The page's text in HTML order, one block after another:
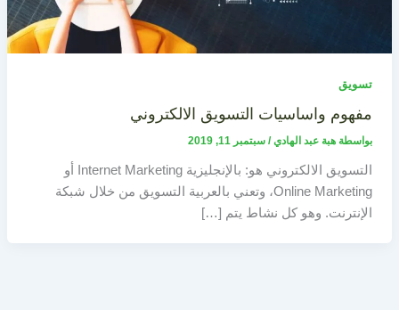
تسويق
مفهوم واساسيات التسويق الالكتروني
بواسطة هبة عبد الهادي/ سبتمبر 11, 2019
التسويق الالكتروني هو: بالإنجليزية Internet Marketing أو
Online Marketing، وتعني بالعربية التسويق من خلال شبكة
الإنترنت. وهو كل نشاط يتم […]